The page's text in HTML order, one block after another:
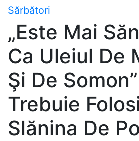
Skip
content
Sărbători
„Este Mai
Ca Uleiul De
Şi De
Trebuie
Slănina De